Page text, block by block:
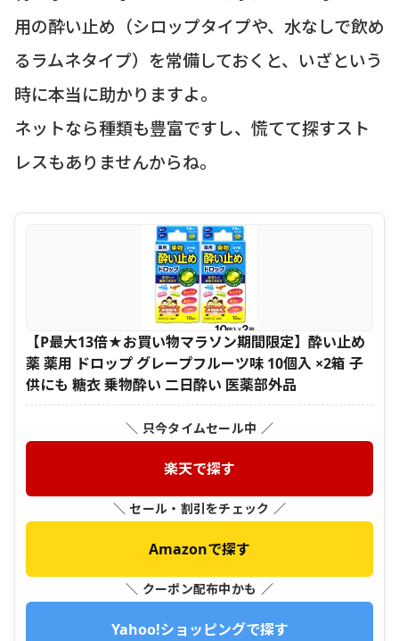
用の酔い止め（シロップタイプや、水なしで飲め
るラムネタイプ）を常備しておくと、いざという
時に本当に助かりますよ。
ネットなら種類も豊富ですし、慌てて探すスト
レスもありませんからね。
【P最大13倍★お買い物マラソン期間限定】酔い止め
薬 薬用 ドロップ グレープフルーツ味 10個入 ×2箱 子
供にも 糖衣 乗物酔い 二日酔い 医薬部外品
＼ 只今タイムセール中 ／
楽天で探す
＼ セール・割引をチェック ／
Amazonで探す
＼ クーポン配布中かも ／
Yahoo!ショッピングで探す